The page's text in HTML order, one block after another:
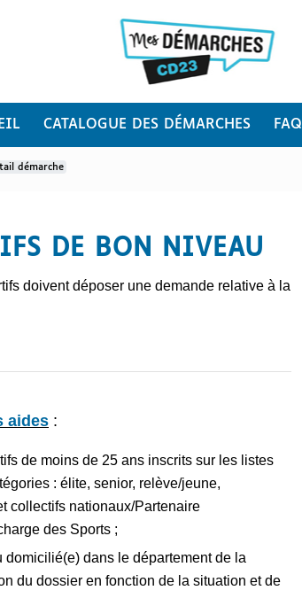
CATALOGUE DES DÉMARCHES FAQ
démarche
DE BON NIVEAU
doivent déposer une demande relative à la
aides :
de moins de 25 ans inscrits sur les listes
: élite, senior, relève/jeune,
collectifs nationaux/Partenaire
des Sports ;
domicilié(e) dans le département de la
du dossier en fonction de la situation et de